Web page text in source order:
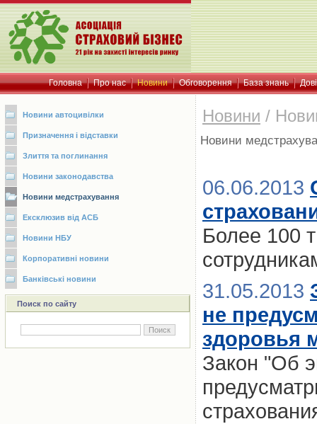
Головна Про нас Новини Обговорення База знань
Новини автоцивілки
Призначення і відставки
Злиття та поглинання
Новини законодавства
Новини медстрахування
Ексклюзив від АСБ
Новини НБУ
Корпоративні новини
Банківські новини
Поиск по сайту
Новини /
Новини
06.06.2013
Более 100
31.05.2013
не
здоровья
Закон "Об